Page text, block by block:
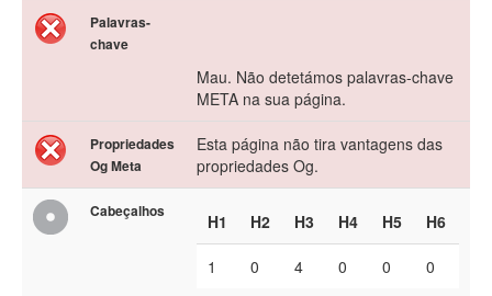
Palavras-
chave
Mau. Não detetámos palavras-chave
META na sua página.
Propriedades
Og Meta
Esta página não tira vantagens das
propriedades Og.
Cabeçalhos H1 H2 H3 H4 H5 H6
1 0 4 0 0 0